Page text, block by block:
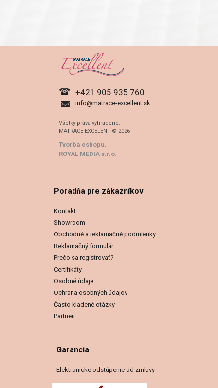
+421 905 935 760
info@matrace-excellent.sk
Všetky práva vyhradené.
MATRACE-EXCELENT © 2026
Tvorba eshopu:
ROYAL MEDIA s.r.o.
Poradňa pre zákazníkov
Kontakt
Showroom
Obchodné a reklamačné podmienky
Reklamačný formulár
Prečo sa registrovať?
Certifikáty
Osobné údaje
Ochrana osobných údajov
Často kladené otázky
Partneri
Garancia
Elektronicke odstúpenie od zmluvy